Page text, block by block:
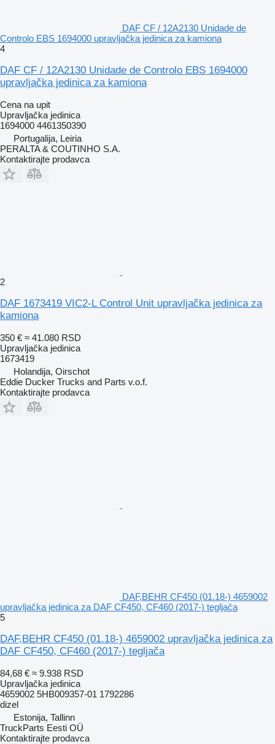
DAF CF / 12A2130 Unidade de
Controlo EBS 1694000 upravljačka jedinica za kamiona
4
DAF CF / 12A2130 Unidade de Controlo EBS 1694000
upravljačka jedinica za kamiona
Cena na upit
Upravljačka jedinica
1694000 4461350390
Portugalija, Leiria
PERALTA & COUTINHO S.A.
Kontaktirajte prodavca
2
DAF 1673419 VIC2-L Control Unit upravljačka jedinica za
kamiona
350 € ≈ 41.080 RSD
Upravljačka jedinica
1673419
Holandija, Oirschot
Eddie Ducker Trucks and Parts v.o.f.
Kontaktirajte prodavca
DAF,BEHR CF450 (01.18-) 4659002
upravljačka jedinica za DAF CF450, CF460 (2017-) tegljača
5
DAF,BEHR CF450 (01.18-) 4659002 upravljačka jedinica za
DAF CF450, CF460 (2017-) tegljača
84,68 € ≈ 9.938 RSD
Upravljačka jedinica
4659002 5HB009357-01 1792286
dizel
Estonija, Tallinn
TruckParts Eesti OÜ
Kontaktirajte prodavca